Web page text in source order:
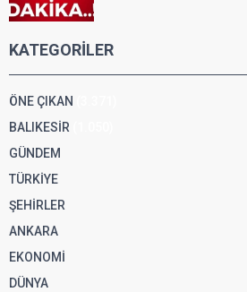
KATEGORİLER
ÖNE ÇIKAN
BALIKESİR
GÜNDEM
TÜRKİYE
ŞEHİRLER
ANKARA
EKONOMİ
DÜNYA